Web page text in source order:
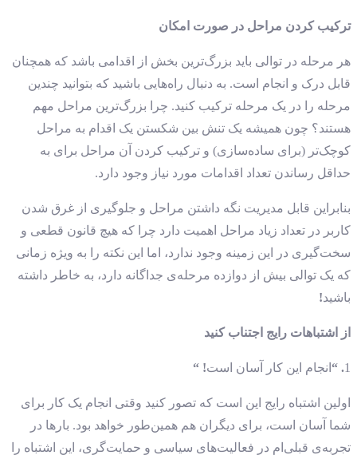
ترکیب کردن مراحل در صورت امکان
هر مرحله در توالی باید بزرگ‌ترین بخش از اقدامی باشد که همچنان
قابل درک و انجام است. به دنبال راه‌هایی باشید که بتوانید چندین
مرحله را در یک مرحله ترکیب کنید. چرا بزرگ‌ترین مراحل مهم
هستند؟ چون همیشه یک تنش بین شکستن یک اقدام به مراحل
کوچک‌تر (برای ساده‌سازی) و ترکیب کردن آن مراحل برای به
حداقل رساندن تعداد اقدامات مورد نیاز وجود دارد.
بنابراین قابل مدیریت نگه داشتن مراحل و جلوگیری از غرق شدن
کاربر در تعداد زیاد مراحل اهمیت دارد چرا که هیچ قانون قطعی و
سخت‌گیری در این زمینه وجود ندارد، اما این نکته را به ویژه زمانی
که یک توالی بیش از دوازده مرحله‌ی جداگانه دارد، به خاطر داشته
باشید!
از اشتباهات رایج اجتناب کنید
1
. “ انجام این کار آسان است! “
اولین اشتباه رایج این است که تصور کنید وقتی انجام یک کار برای
شما آسان است، برای دیگران هم همین‌طور خواهد بود. بارها در
تجربه‌ی قبلی‌ام در فعالیت‌های سیاسی و حمایت‌گری، این اشتباه را